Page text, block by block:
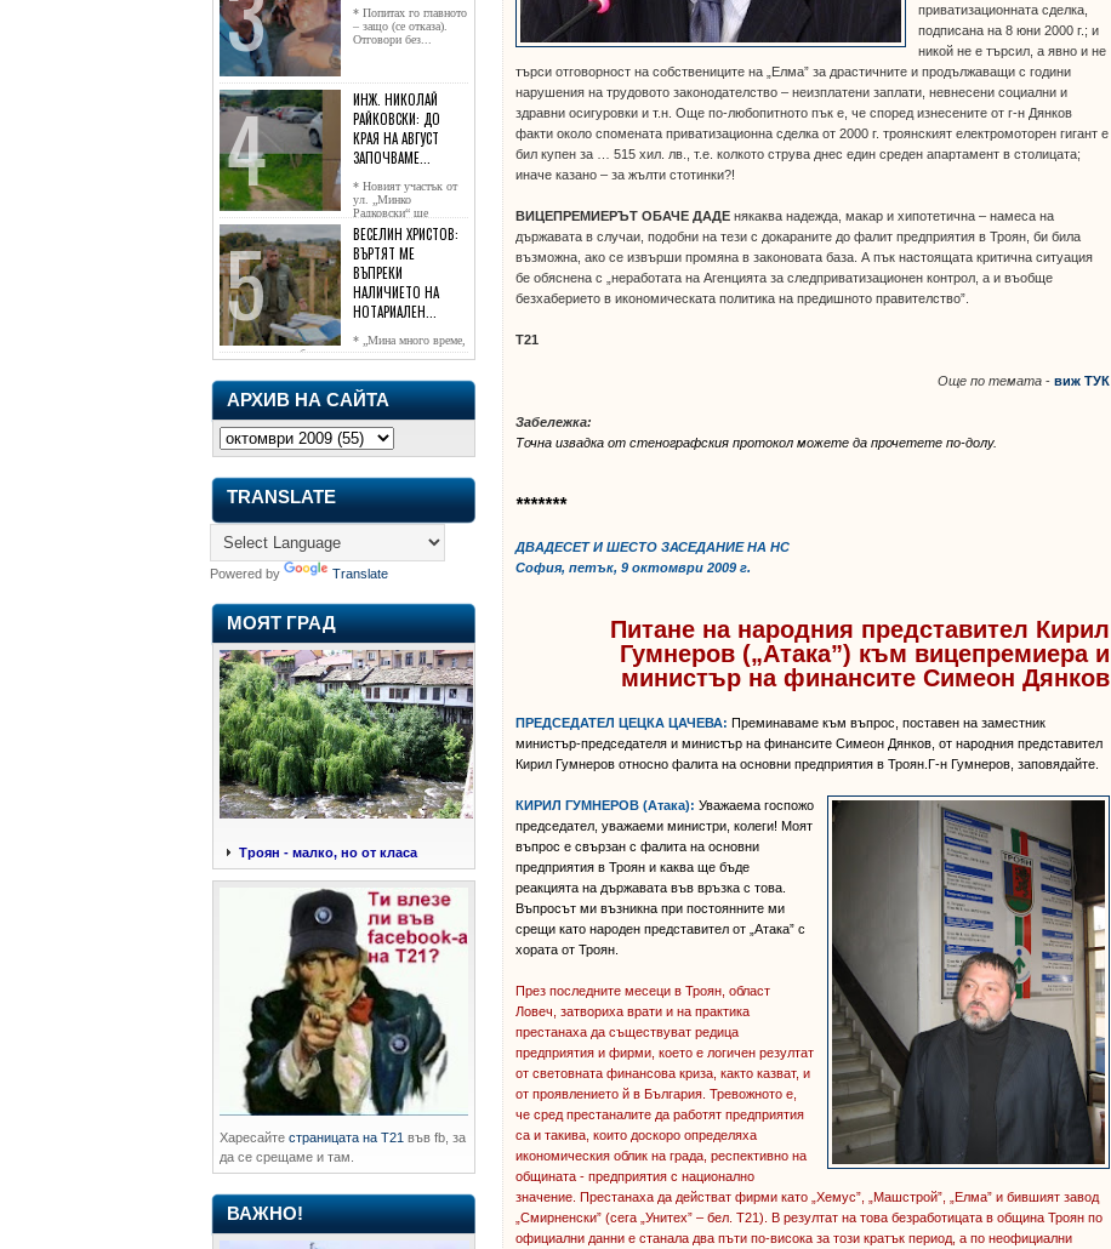
* Попитах го главното
– защо (се отказа).
Отговори без...
ИНЖ. НИКОЛАЙ
РАЙКОВСКИ: ДО
КРАЯ НА АВГУСТ
ЗАПОЧВАМЕ...
* Новият участък от
ул. „Минко
Радковски“ ще
достигне жк...
ВЕСЕЛИН ХРИСТОВ:
ВЪРТЯТ МЕ
ВЪПРЕКИ
НАЛИЧИЕТО НА
НОТАРИАЛЕН...
* „Мина много време,
чаках го да се обади, но нищо не...
АРХИВ НА САЙТА
TRANSLATE
Powered by Translate
МОЯТ ГРАД
Троян - малко, но от класа
Харесайте страницата на Т21 във fb, за
да се срещаме и там.
ВАЖНО!
приватизационната сделка,
подписана на 8 юни 2000 г.; и
никой не е търсил, а явно и не
търси отговорност на собствениците на „Елма” за драстичните и продължаващи с години
нарушения на трудовото законодателство – неизплатени заплати, невнесени социални и
здравни осигуровки и т.н. Още по-любопитното пък е, че според изнесените от г-н Дянков
факти около спомената приватизационна сделка от 2000 г. троянският електромоторен гигант е
бил купен за … 515 хил. лв., т.е. колкото струва днес един среден апартамент в столицата;
иначе казано – за жълти стотинки?!
ВИЦЕПРЕМИЕРЪТ ОБАЧЕ ДАДЕ някаква надежда, макар и хипотетична – намеса на
държавата в случаи, подобни на тези с докараните до фалит предприятия в Троян, би била
възможна, ако се извърши промяна в законовата база. А пък настоящата критична ситуация
бе обяснена с „неработата на Агенцията за следприватизационен контрол, а и въобще
безхаберието в икономическата политика на предишното правителство”.
Т21
Още по темата- виж ТУК
Забележка:
Точна извадка от стенографския протокол можете да прочетете по-долу.
*******
ДВАДЕСЕТ И ШЕСТО ЗАСЕДАНИЕ НА НС
София, петък, 9 октомври 2009 г.
Питане на народния представител Кирил
Гумнеров („Атака”) към вицепремиера и
министър на финансите Симеон Дянков
ПРЕДСЕДАТЕЛ ЦЕЦКА ЦАЧЕВА: Преминаваме към въпрос, поставен на заместник
министър-председателя и министър на финансите Симеон Дянков, от народния представител
Кирил Гумнеров относно фалита на основни предприятия в Троян.Г-н Гумнеров, заповядайте.
КИРИЛ ГУМНЕРОВ (Атака): Уважаема госпожо
председател, уважаеми министри, колеги! Моят
въпрос е свързан с фалита на основни
предприятия в Троян и каква ще бъде
реакцията на държавата във връзка с това.
Въпросът ми възникна при постоянните ми
срещи като народен представител от „Атака” с
хората от Троян.
През последните месеци в Троян, област
Ловеч, затвориха врати и на практика
престанаха да съществуват редица
предприятия и фирми, което е логичен резултат
от световната финансова криза, както казват, и
от проявлението й в България. Тревожното е,
че сред престаналите да работят предприятия
са и такива, които доскоро определяха
икономическия облик на града, респективно на
общината - предприятия с национално
значение. Престанаха да действат фирми като „Хемус”, „Машстрой”, „Елма” и бившият завод
„Смирненски” (сега „Унитех” – бел. Т21). В резултат на това безработицата в община Троян по
официални данни е станала два пъти по-висока за този кратък период, а по неофициални